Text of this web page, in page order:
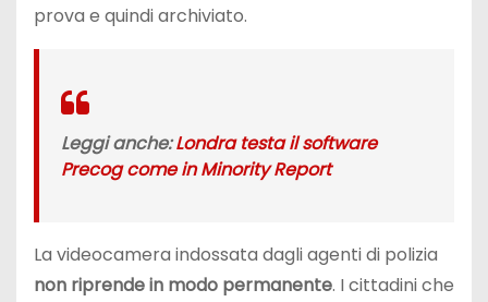
prova e quindi archiviato.
Leggi anche:Londra testa il software
Precog come in Minority Report
La videocamera indossata dagli agenti di polizia
non riprende in modo permanente. I cittadini che